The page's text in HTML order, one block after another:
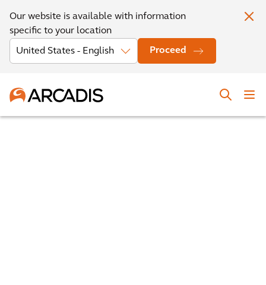
Our website is available with information
specific to your location
Proceed